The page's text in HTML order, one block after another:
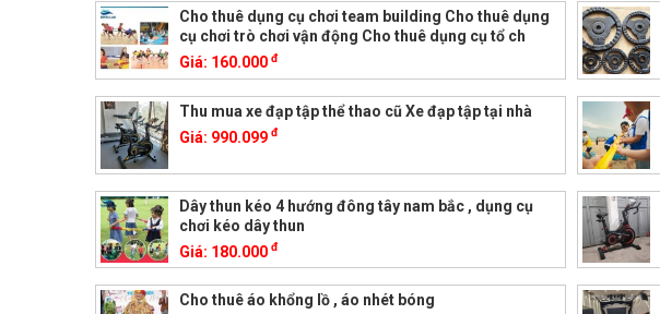
Cho thuê dụng cụ chơi team building Cho thuê dụng
cụ chơi trò chơi vận động Cho thuê dụng cụ tổ ch
Giá: 160.000 đ
Thu mua xe đạp tập thể thao cũ Xe đạp tập tại nhà
Giá: 990.099 đ
Dây thun kéo 4 hướng đông tây nam bắc , dụng cụ
chơi kéo dây thun
Giá: 180.000 đ
Cho thuê áo khổng lồ , áo nhét bóng